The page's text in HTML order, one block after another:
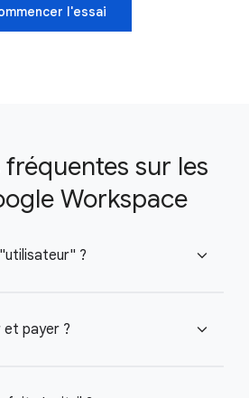
l'essai
sur les
Workspace
? expand_more
payer ? expand_more